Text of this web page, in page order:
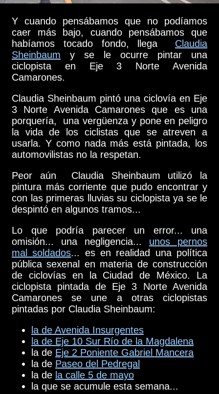
Y cuando pensábamos que no podíamos
caer más bajo, cuando pensábamos que
habíamos tocado fondo, llega Claudia
Sheinbaum y se le ocurre pintar una
ciclopista en Eje 3 Norte Avenida
Camarones.
Claudia Sheinbaum pintó una ciclovía en Eje
3 Norte Avenida Camarones que es una
porquería, una vergüenza y pone en peligro
la vida de los ciclistas que se atreven a
usarla. Y como nada más está pintada, los
automovilistas no la respetan.
Peor aún Claudia Sheinbaum utilizó la
pintura más corriente que pudo encontrar y
con las primeras lluvias su ciclopista ya se le
despintó en algunos tramos...
Lo que podría parecer un error... una
omisión... una negligencia... unos pernos
mal soldados... es en realidad una política
pública sexenal en materia de construcción
de ciclovías en la Ciudad de México. La
ciclopista pintada de Eje 3 Norte Avenida
Camarones se une a otras ciclopistas
pintadas por Claudia Sheinbaum:
la de Avenida Insurgentes
la de Eje 10 Sur Río de la Magdalena
la de Eje 2 Poniente Gabriel Mancera
la de Paseo del Pedregal
la de la calle 5 de mayo
la que se acumule esta semana...